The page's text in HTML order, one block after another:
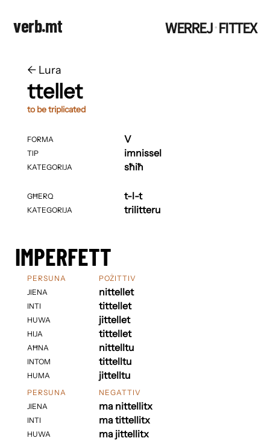
verb.mt WERREJ·FITTEX
← ​​Lura
ttellet
to be triplicated
FORMA
TIP
KATEGORIJA
GĦERQ
KATEGORIJA
V
imnissel
sħiħ
t-l-t
trilitteru
IMPERFETT
PERSUNA
JIENA
INTI
HUWA
HIJA
AĦNA
INTOM
HUMA
POŻITTIV
nittellet
tittellet
jittellet
tittellet
nittelltu
tittelltu
jittelltu
PERSUNA
JIENA
INTI
HUWA
NEGATTIV
ma nittellitx
ma tittellitx
ma jittellitx